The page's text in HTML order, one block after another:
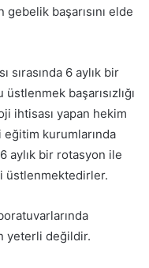
başarısını elde
6 aylık bir
başarısızlığı
ihtisası yapan hekim
eğitim kurumlarında
aylık bir rotasyon ile
üstlenmektedirler.
yeterli değildir.